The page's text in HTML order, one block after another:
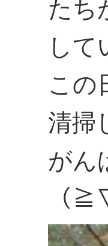
たち
して
この
清掃
がん
（